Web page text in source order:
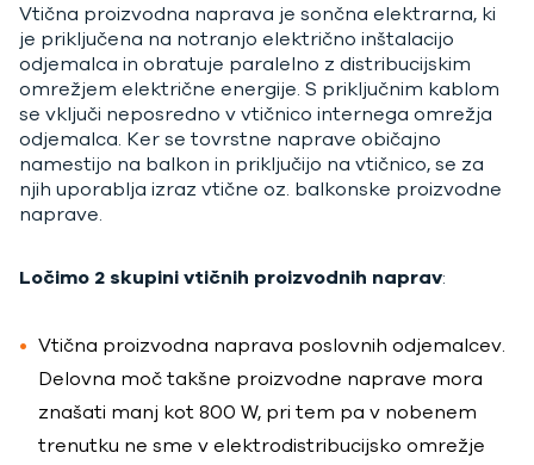
Vtična proizvodna naprava je sončna elektrarna, ki
je priključena na notranjo električno inštalacijo
odjemalca in obratuje paralelno z distribucijskim
omrežjem električne energije. S priključnim kablom
se vključi neposredno v vtičnico internega omrežja
odjemalca. Ker se tovrstne naprave običajno
namestijo na balkon in priključijo na vtičnico, se za
njih uporablja izraz vtične oz. balkonske proizvodne
naprave.
Ločimo 2 skupini vtičnih proizvodnih naprav:
Vtična proizvodna naprava poslovnih odjemalcev.
Delovna moč takšne proizvodne naprave mora
znašati manj kot 800 W, pri tem pa v nobenem
trenutku ne sme v elektrodistribucijsko omrežje